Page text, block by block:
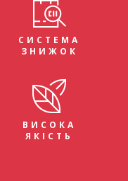
СИСТЕМА
ЗНИЖОК
ВИСОКА
ЯКІСТЬ